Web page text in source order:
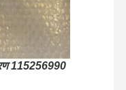
115256990